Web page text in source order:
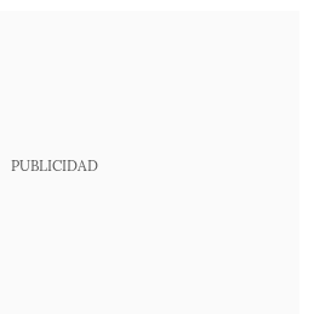
PUBLICIDAD